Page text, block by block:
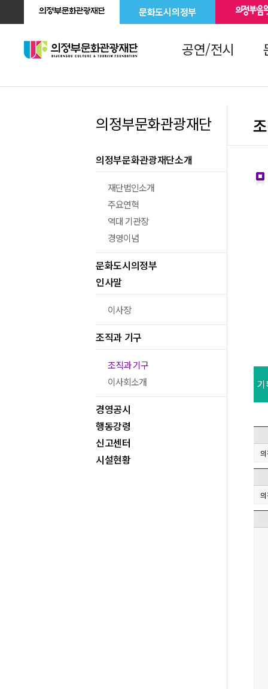
문화도시의정부
공연/전시
의정부문화관광재단
의정부문화관광재단소개
재단법인소개
주요연혁
역대 기관장
경영이념
문화도시의정부
인사말
이사장
조직과 기구
조직과 기구
이사회소개
경영공시
행동강령
신고센터
시설현황
기